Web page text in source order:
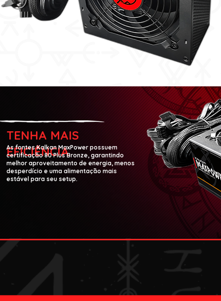
TENHA MAIS
EFICIÊNCIA
As fontes Kalkan MaxPower possuem
certificação 80 Plus Bronze, garantindo
melhor aproveitamento de energia, menos
desperdício e uma alimentação mais
estável para seu setup.